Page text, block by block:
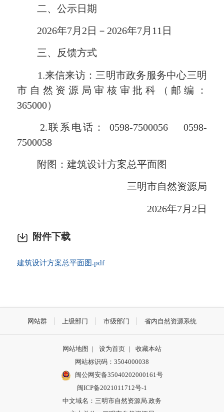
二、公示日期
2026年7月2日－2026年7月11日
三、反馈方式
1.来信来访：三明市政务服务中心三明
市自然资源局审核审批科（邮编：
365000）
2.联系电话： 0598-7500056 0598-
7500058
附图：建筑设计方案总平面图
三明市自然资源局
2026年7月2日
附件下载
建筑设计方案总平面图.pdf
网站群 上级部门 市级部门 省内自然资源系统
网站地图 | 设为首页 |
收藏本站
网站标识码：3504000038
闽公网安备35040202000161号
闽ICP备2021011712号-1
中文域名：三明市自然资源局.政务